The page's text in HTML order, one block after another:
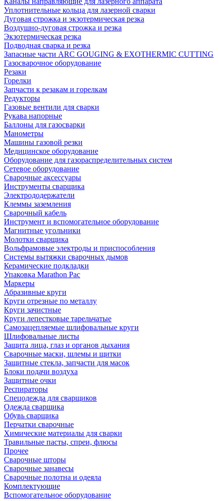
Уплотнительные кольца для лазерной сварки
Дуговая строжка и экзотермическая резка
Воздушно-дуговая строжка и резка
Экзотермическая резка
Подводная сварка и резка
Запасные части ARC GOUGING & EXOTHERMIC CUTTING
Газосварочное оборудование
Резаки
Горелки
Запчасти к резакам и горелкам
Редукторы
Газовые вентили для сварки
Рукава напорные
Баллоны для газосварки
Манометры
Машины газовой резки
Медицинское оборудование
Оборудование для газораспределительных систем
Сетевое оборудование
Сварочные аксессуары
Инструменты сварщика
Электрододержатели
Клеммы заземления
Сварочный кабель
Инструмент и вспомогательное оборудование
Магнитные угольники
Молотки сварщика
Вольфрамовые электроды и приспособления
Системы вытяжки сварочных дымов
Керамические подкладки
Упаковка Marathon Pac
Маркеры
Абразивные круги
Круги отрезные по металлу
Круги зачистные
Круги лепестковые тарельчатые
Самозацепляемые шлифовальные круги
Шлифовальные листы
Защита лица, глаз и органов дыхания
Сварочные маски, шлемы и щитки
Защитные стекла, запчасти для масок
Блоки подачи воздуха
Защитные очки
Респираторы
Спецодежда для сварщиков
Одежда сварщика
Обувь сварщика
Перчатки сварочные
Химические материалы для сварки
Травильные пасты, спреи, флюсы
Прочее
Сварочные шторы
Сварочные занавесы
Сварочные полотна и одеяла
Комплектующие
Вспомогательное оборудование